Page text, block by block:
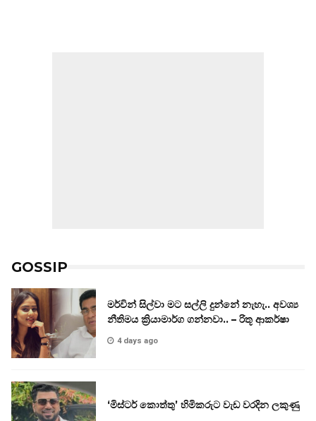
GOSSIP
මර්වින් සිල්වා මට සල්ලි දුන්නේ නැහැ.. අවශ්‍ය
නීතිමය ක්‍රියාමාර්ග ගන්නවා.. – රිතූ ආකර්ෂා
4 days ago
‘මිස්ටර් කොත්තු’ හිමිකරුට වැඩ වරදින ලකුණු